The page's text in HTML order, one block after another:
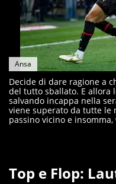
Ansa
Decide di dare ragione a
del tutto sballato. E allora
salvando incappa nella
viene superato da tutte le
passino vicino e
Top e Flop: